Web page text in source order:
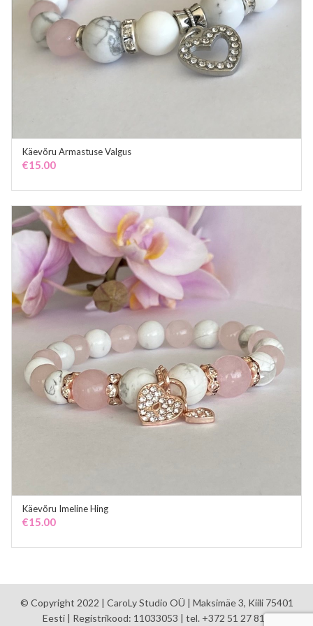
Käevõru Armastuse Valgus
€15.00
Käevõru Imeline Hing
€15.00
© Copyright 2022 | CaroLy Studio OÜ | Maksimäe 3, Kiili 75401
Eesti | Registrikood: 11033053 | tel. +372 51 27 810